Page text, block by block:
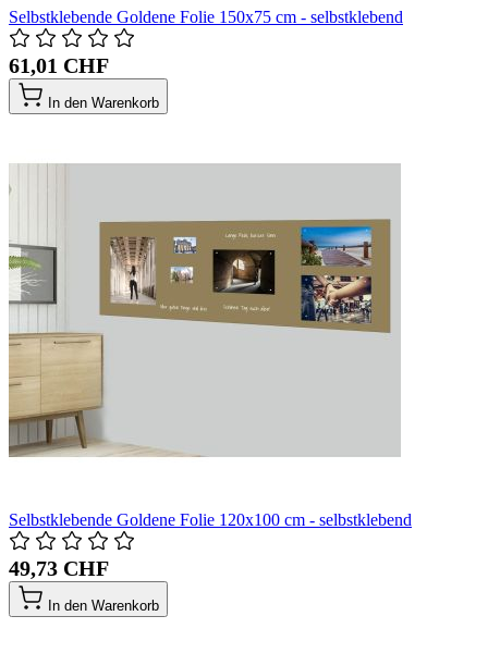
Selbstklebende Goldene Folie 150x75 cm - selbstklebend
61,01 CHF
In den Warenkorb
Selbstklebende Goldene Folie 120x100 cm - selbstklebend
49,73 CHF
In den Warenkorb